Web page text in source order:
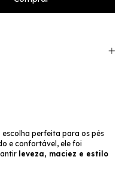
escolha perfeita para os pés
e confortável, ele foi
leveza, maciez e estilo